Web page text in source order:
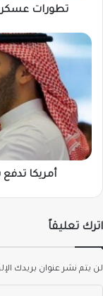
تطورات
أمريكا
للإمارات
بشأن
السودان
أمريكا
اترك تعليقاً
لن يتم نشر عنوان بريدك